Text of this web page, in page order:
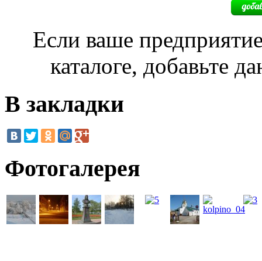
Если ваше
каталоге, добавьте
В закладки
Фотогалерея